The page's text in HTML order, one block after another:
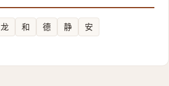
龙 和 德 静 安